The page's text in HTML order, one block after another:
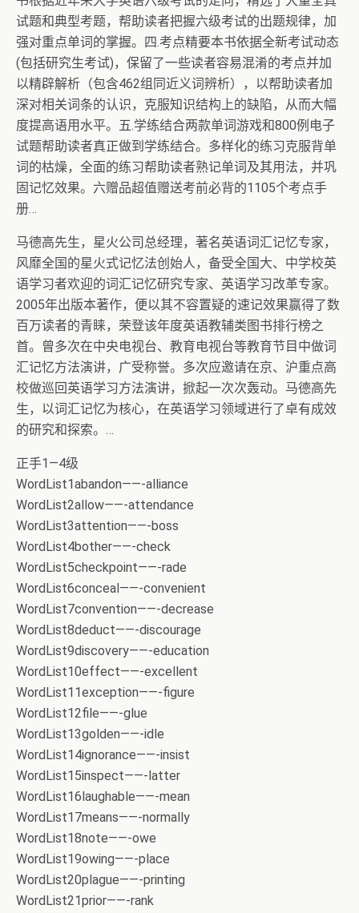
试题和典型考题，帮助读者把握六级考试的出题规律，加
强对重点单词的掌握。四.考点精要本书依据全新考试动态
(包括研究生考试)，保留了一些读者容易混淆的考点并加
以精辟解析（包含462组同近义词辨析），以帮助读者加
深对相关词条的认识，克服知识结构上的缺陷，从而大幅
度提高语用水平。五.学练结合两款单词游戏和800例电子
试题帮助读者真正做到学练结合。多样化的练习克服背单
词的枯燥，全面的练习帮助读者熟记单词及其用法，并巩
固记忆效果。六赠品超值赠送考前必背的1105个考点手
册…
马德高先生，星火公司总经理，著名英语词汇记忆专家，
风靡全国的星火式记忆法创始人，备受全国大、中学校英
语学习者欢迎的词汇记忆研究专家、英语学习改革专家。
2005年出版本著作，便以其不容置疑的速记效果赢得了数
百万读者的青睐，荣登该年度英语教辅类图书排行榜之
首。曾多次在中央电视台、教育电视台等教育节目中做词
汇记忆方法演讲，广受称誉。多次应邀请在京、沪重点高
校做巡回英语学习方法演讲，掀起一次次轰动。马德高先
生，以词汇记忆为核心，在英语学习领域进行了卓有成效
的研究和探索。…
正手1—4级
WordList1abandon——-alliance
WordList2allow——-attendance
WordList3attention——-boss
WordList4bother——-check
WordList5checkpoint——-rade
WordList6conceal——-convenient
WordList7convention——-decrease
WordList8deduct——-discourage
WordList9discovery——-education
WordList10effect——-excellent
WordList11exception——-figure
WordList12file——-glue
WordList13golden——-idle
WordList14ignorance——-insist
WordList15inspect——-latter
WordList16laughable——-mean
WordList17means——-normally
WordList18note——-owe
WordList19owing——-place
WordList20plague——-printing
WordList21prior——-rank